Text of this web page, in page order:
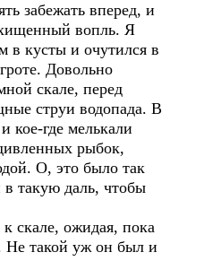
забежать вперед, и
вопль. Я
в кусты и очутился в
Довольно
скале, перед
струи водопада. В
кое-где мелькали
рыбок,
О, это было так
такую даль, чтобы
скале, ожидая, пока
Не такой уж он был и